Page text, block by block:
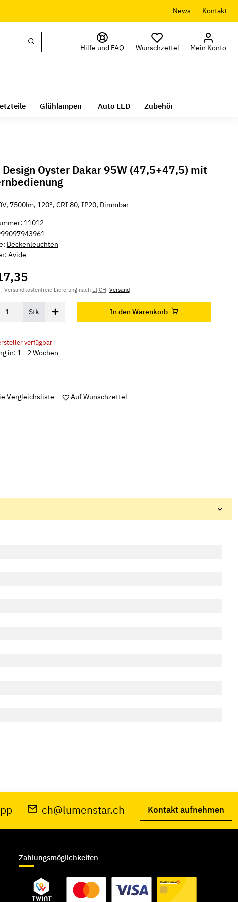
News Kontakt
Hilfe und FAQ Wunschzettel Mein Konto
Glühlampen Auto LED Zubehör
Oyster Dakar 95W (47,5+47,5) mit
7500lm, 120°, CRI 80, IP20, Dimmbar
11012
Deckenleuchten
Avide
Versandkostenfreie Lieferung nach LI CH Versand
Stk In den Warenkorb
verfügbar
in: 1 - 2 Wochen
Vergleichsliste Auf Wunschzettel
ch@lumenstar.ch Kontakt aufnehmen
Zahlungsmöglichkeiten